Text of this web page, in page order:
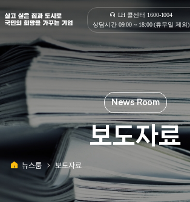
살고 싶은 집과 도시로 국민의 희망을 가꾸는 기업 | 한국토지주택공사
LH 콜센터 1600-1004
상담시간 09:00 ~ 18:00 (휴무일 제외)
보도자료
뉴스룸 보도자료